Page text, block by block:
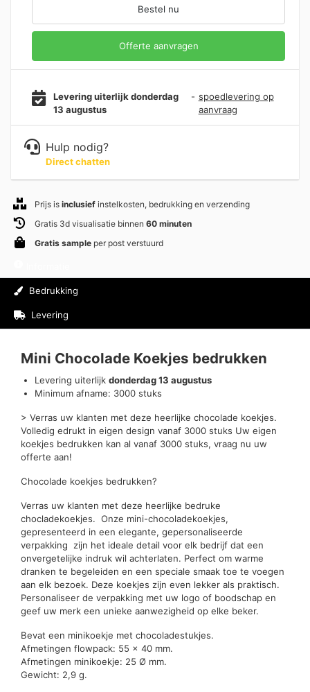
Bestel nu
Offerte aanvragen
Levering uiterlijk donderdag
13 augustus
- spoedlevering op
aanvraag
Hulp nodig?
Direct chatten
Prijs is inclusief instelkosten, bedrukking en verzending
Gratis 3d visualisatie binnen 60 minuten
Gratis sample per post verstuurd
Bedrukking
Levering
Mini Chocolade Koekjes bedrukken
Levering uiterlijk donderdag 13 augustus
Minimum afname: 3000 stuks
> Verras uw klanten met deze heerlijke chocolade koekjes.
Volledig edrukt in eigen design vanaf 3000 stuks Uw eigen
koekjes bedrukken kan al vanaf 3000 stuks, vraag nu uw
offerte aan!
Chocolade koekjes bedrukken?
Verras uw klanten met deze heerlijke bedruke
chocladekoekjes. Onze mini-chocoladekoekjes,
gepresenteerd in een elegante, gepersonaliseerde
verpakking zijn het ideale detail voor elk bedrijf dat een
onvergetelijke indruk wil achterlaten. Perfect om warme
dranken te begeleiden en een speciale smaak toe te voegen
aan elk bezoek. Deze koekjes zijn even lekker als praktisch.
Personaliseer de verpakking met uw logo of boodschap en
geef uw merk een unieke aanwezigheid op elke beker.
Bevat een minikoekje met chocoladestukjes.
Afmetingen flowpack: 55 x 40 mm.
Afmetingen minikoekje: 25 Ø mm.
Gewicht: 2,9 g.